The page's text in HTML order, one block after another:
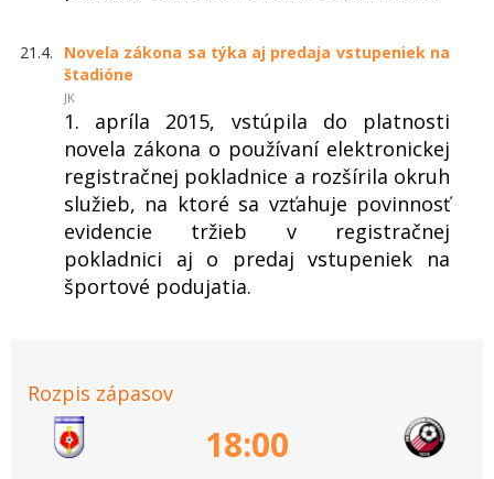
21.4.
Novela zákona sa týka aj predaja vstupeniek na
štadióne
JK
1. apríla 2015, vstúpila do platnosti
novela zákona o používaní elektronickej
registračnej pokladnice a rozšírila okruh
služieb, na ktoré sa vzťahuje povinnosť
evidencie tržieb v registračnej
pokladnici aj o predaj vstupeniek na
športové podujatia.
Rozpis zápasov
18:00